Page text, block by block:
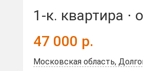
1-к. квартира ⋅
47 000 р.
Московская область,